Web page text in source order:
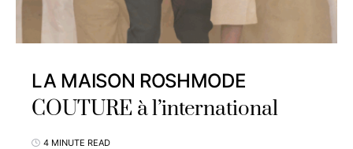
LA MAISON ROSHMODE
COUTURE à l’international
4 MINUTE READ